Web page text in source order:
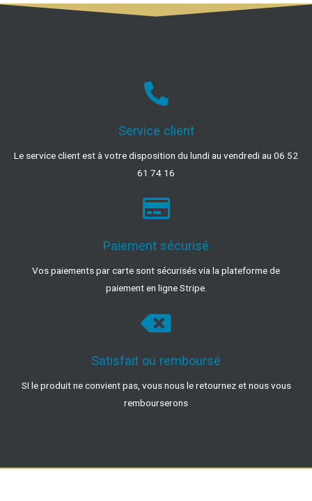
Service client
Le service client est à votre disposition du lundi au vendredi au 06 52
61 74 16
Paiement sécurisé
Vos paiements par carte sont sécurisés via la plateforme de
paiement en ligne Stripe.
Satisfait ou remboursé
SI le produit ne convient pas, vous nous le retournez et nous vous
rembourserons